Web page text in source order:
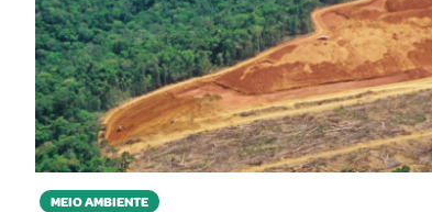
MEIO AMBIENTE